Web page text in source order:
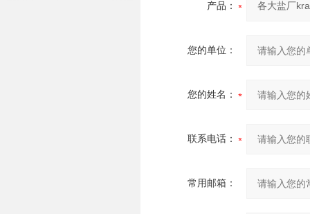
产品：
您的单位：
您的姓名：
联系电话：
常用邮箱：